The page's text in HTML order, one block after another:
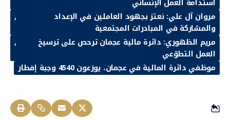
استدامة العمل الإنساني
مروان آل علي: نعتز بجهود العاملين في الإعداد
والمشاركة في المبادرات المجتمعية
مريم الظهوري: دائرة مالية عجمان ترحص على ترسيخ
العمل التطوّعي
موظفي دائرة المالية في عجمان، يوزعون 4540 وجبة إفطار